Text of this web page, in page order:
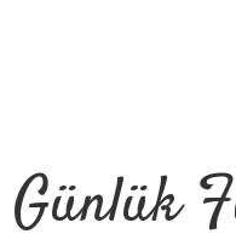
Günlük